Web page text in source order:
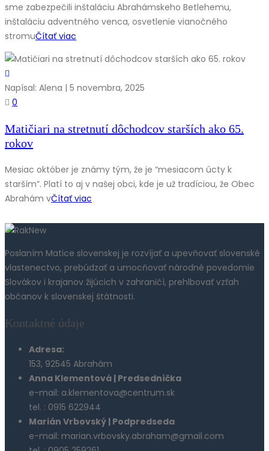
sme zabezpečili inštaláciu Abrahámskeho Betlehemu,
inštaláciu adventného venca, osvetlenie vianočného
stromuČítať viac
Napísal: Alena | 5 novembra, 2025
0
Matičiari na stretnutí dôchodcov starších ako 65.
rokov
Mesiac október je známy tým, že je “mesiacom úcty k
starším”. Platí to aj v našej obci, kde je už tradíciou, že Obec
Abrahám vČítať viac
Poslaním Matice slovenskej je rozvíjať a upevňovať slovenské
vlastenectvo, prebúdzať a umocňovať národné povedomie
Slovákov i krajanov žijúcich v zahraničí, prehlbovať vzťah
občanov k slovenskej štátnosti.
Kontaktné údaje
Adresa:
153, 92545 Abrahám
Anna Klementová | Predsedníčka
e-mail: a.klementova@centrum.sk
tel. : 0915 622944
Marián Vrbovský | Podpredseda
e-mail: marian.vrbovsky.abraham@gmail.com